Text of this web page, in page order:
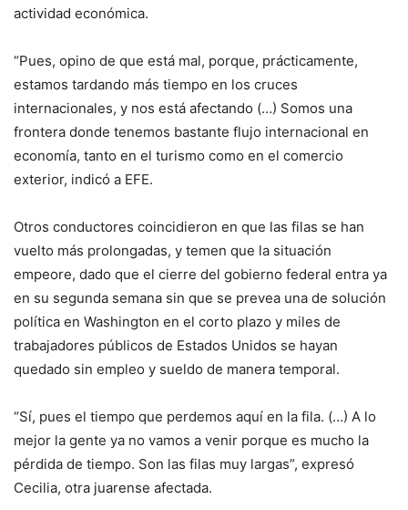
actividad económica.
“Pues, opino de que está mal, porque, prácticamente,
estamos tardando más tiempo en los cruces
internacionales, y nos está afectando (…) Somos una
frontera donde tenemos bastante flujo internacional en
economía, tanto en el turismo como en el comercio
exterior, indicó a EFE.
Otros conductores coincidieron en que las filas se han
vuelto más prolongadas, y temen que la situación
empeore, dado que el cierre del gobierno federal entra ya
en su segunda semana sin que se prevea una de solución
política en Washington en el corto plazo y miles de
trabajadores públicos de Estados Unidos se hayan
quedado sin empleo y sueldo de manera temporal.
“Sí, pues el tiempo que perdemos aquí en la fila. (…) A lo
mejor la gente ya no vamos a venir porque es mucho la
pérdida de tiempo. Son las filas muy largas”, expresó
Cecilia, otra juarense afectada.